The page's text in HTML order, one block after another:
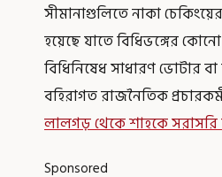
সীমানাগুলিতে নাকা
হয়েছে যাতে বিধিভঙ্গের
বিধিনিষেধ সাধারণ ভোটার বা
বহিরাগত রাজনৈতিক
লালগড় থেকে শাহকে সরাসরি
Sponsored